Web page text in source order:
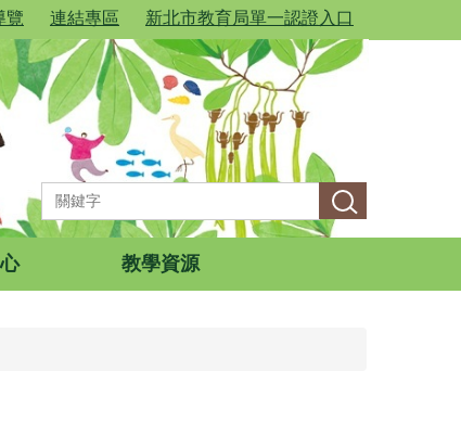
覽 連結專區 新北市教育局單一認證入口
教學資源